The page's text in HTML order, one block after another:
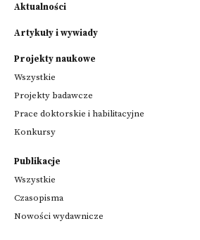
Aktualności
Artykuły i wywiady
Projekty naukowe
Wszystkie
Projekty badawcze
Prace doktorskie i habilitacyjne
Konkursy
Publikacje
Wszystkie
Czasopisma
Nowości wydawnicze